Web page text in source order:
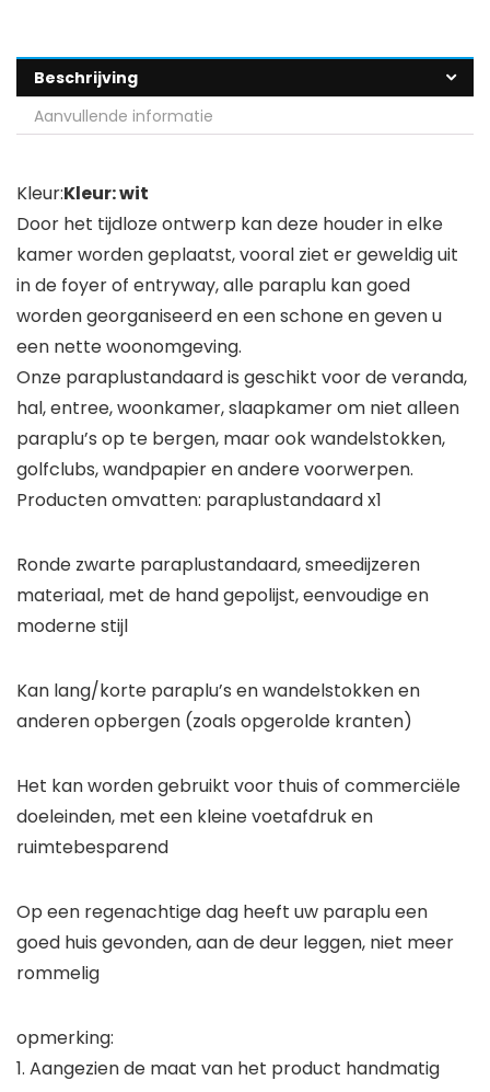
Beschrijving
Aanvullende informatie
Kleur:Kleur: wit
Door het tijdloze ontwerp kan deze houder in elke
kamer worden geplaatst, vooral ziet er geweldig uit
in de foyer of entryway, alle paraplu kan goed
worden georganiseerd en een schone en geven u
een nette woonomgeving.
Onze paraplustandaard is geschikt voor de veranda,
hal, entree, woonkamer, slaapkamer om niet alleen
paraplu’s op te bergen, maar ook wandelstokken,
golfclubs, wandpapier en andere voorwerpen.
Producten omvatten: paraplustandaard x1
Ronde zwarte paraplustandaard, smeedijzeren
materiaal, met de hand gepolijst, eenvoudige en
moderne stijl
Kan lang/korte paraplu’s en wandelstokken en
anderen opbergen (zoals opgerolde kranten)
Het kan worden gebruikt voor thuis of commerciële
doeleinden, met een kleine voetafdruk en
ruimtebesparend
Op een regenachtige dag heeft uw paraplu een
goed huis gevonden, aan de deur leggen, niet meer
rommelig
opmerking:
1. Aangezien de maat van het product handmatig